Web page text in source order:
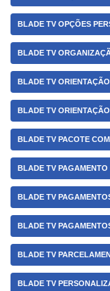
BLADE TV OPÇÕES
BLADE TV
BLADE TV
BLADE TV
BLADE TV PACOTE
BLADE TV PAGAMENTO
BLADE TV
BLADE TV
BLADE TV
BLADE TV